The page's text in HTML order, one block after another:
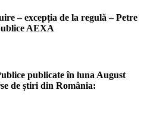
– excepția de la regulă – Petre
AEXA
publicate în luna August
de știri din România: